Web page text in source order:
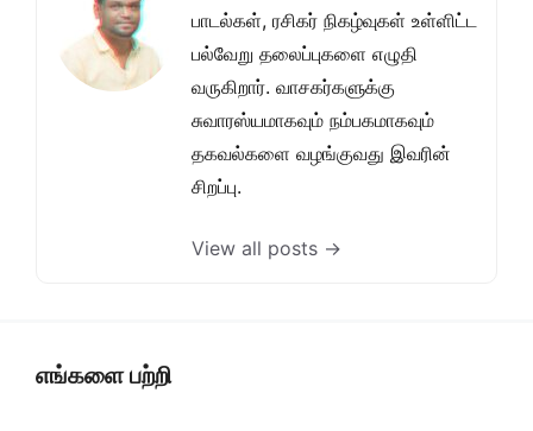
பாடல்கள், ரசிகர் நிகழ்வுகள் உள்ளிட்ட
பல்வேறு தலைப்புகளை எழுதி
வருகிறார். வாசகர்களுக்கு
சுவாரஸ்யமாகவும் நம்பகமாகவும்
தகவல்களை வழங்குவது இவரின்
சிறப்பு.
View all posts →
எங்களை பற்றி